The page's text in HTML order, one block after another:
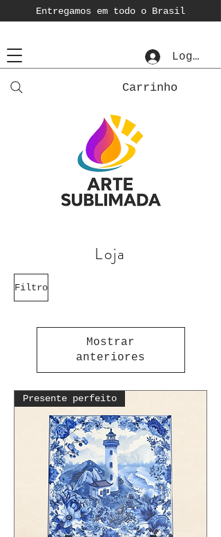
Entregamos em todo o Brasil
Login
Carrinho
Loja
Filtro
Mostrar
anteriores
Presente perfeito